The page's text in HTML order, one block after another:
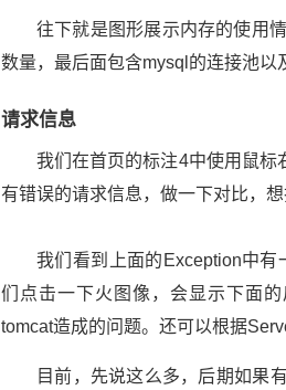
往下就是图形展示内存的使用
数量，最后面包含mysql的连接池以
请求信息
我们在首页的标注4中使用鼠标
有错误的请求信息，做一下对比，
我们看到上面的Exception中
们点击一下火图像，会显示下面
tomcat造成的问题。还可以根据
目前，先说这么多，后期如果